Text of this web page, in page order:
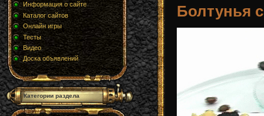
Информация о сайте
Каталог сайтов
Онлайн игры
Тесты
Видео
Доска объявлений
Категории раздела
Болтунья